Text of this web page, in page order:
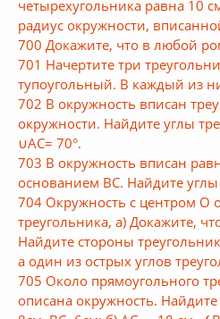
четырехугольника равна 10
радиус окружности,
700 Докажите, что в любой
701 Начертите три
тупоугольный. В каждый из
702 В окружность вписан
окружности. Найдите углы
∪АС= 70°.
703 В окружность вписан
основанием ВС. Найдите
704 Окружность с центром О
треугольника, а) Докажите,
Найдите стороны
а один из острых углов
705 Около прямоугольного
описана окружность.